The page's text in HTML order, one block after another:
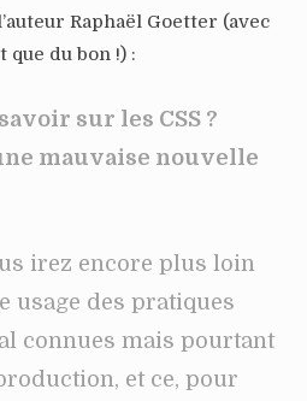
Raphaël Goetter (avec
que du bon !) :
sur les CSS ?
mauvaise nouvelle
irez encore plus loin
usage des pratiques
connues mais pourtant
et ce, pour